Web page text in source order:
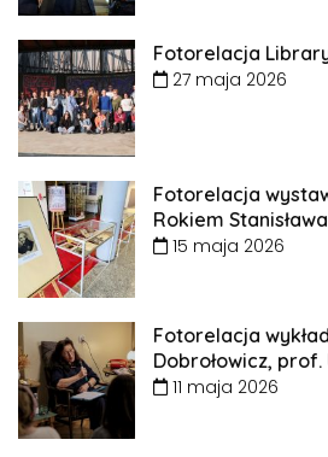
Fotorelacja
27 maja 2026
Fotorelacja
Rokiem
15 maja 2026
Fotorelacja
Dobrołowicz, prof.
11 maja 2026